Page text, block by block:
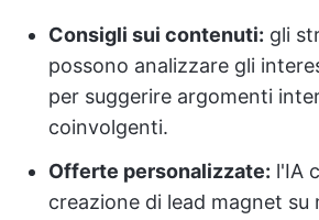
Consigli sui contenuti: gli
possono analizzare gli
per suggerire argomenti
coinvolgenti.
Offerte personalizzate: l'IA
creazione di lead magnet su